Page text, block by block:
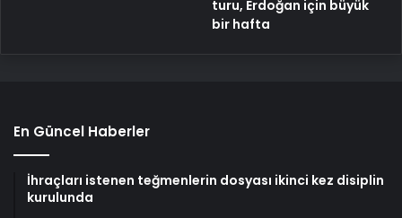
turu, Erdoğan için büyük
bir hafta
En Güncel Haberler
İhraçları istenen teğmenlerin dosyası ikinci kez disiplin
kurulunda